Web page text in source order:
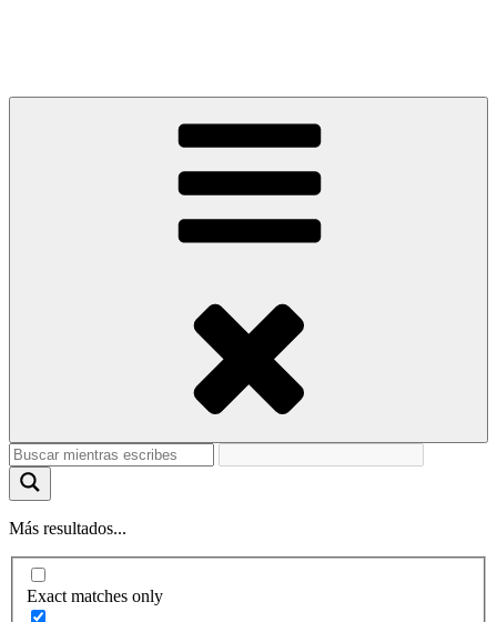
Más resultados...
Exact matches only